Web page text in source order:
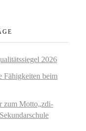
2026
Fähigkeiten beim
zum Motto„zdi-